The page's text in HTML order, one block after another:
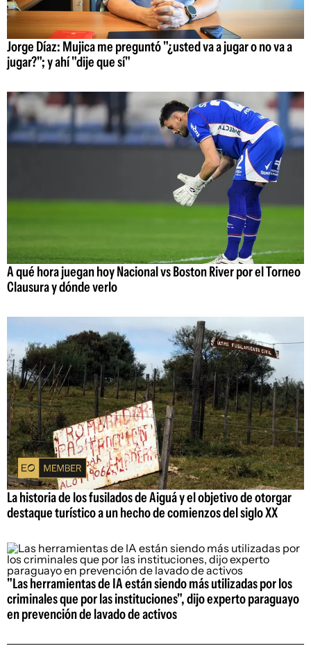
Jorge Díaz: Mujica me preguntó "¿usted va a jugar o no va a
jugar?"; y ahí "dije que sí"
A qué hora juegan hoy Nacional vs Boston River por el Torneo
Clausura y dónde verlo
La historia de los fusilados de Aiguá y el objetivo de otorgar
destaque turístico a un hecho de comienzos del siglo XX
"Las herramientas de IA están siendo más utilizadas por los
criminales que por las instituciones", dijo experto paraguayo
en prevención de lavado de activos